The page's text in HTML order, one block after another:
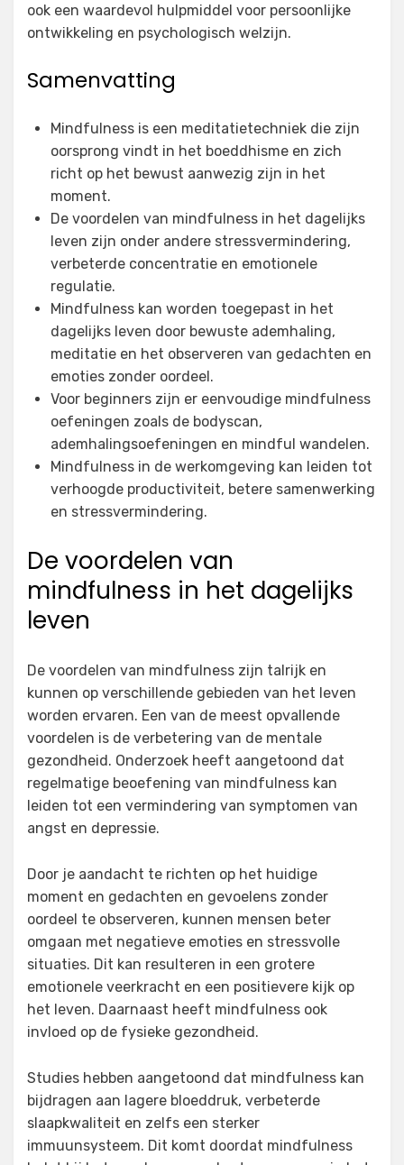
ook een waardevol hulpmiddel voor persoonlijke
ontwikkeling en psychologisch welzijn.
Samenvatting
Mindfulness is een meditatietechniek die zijn
oorsprong vindt in het boeddhisme en zich
richt op het bewust aanwezig zijn in het
moment.
De voordelen van mindfulness in het dagelijks
leven zijn onder andere stressvermindering,
verbeterde concentratie en emotionele
regulatie.
Mindfulness kan worden toegepast in het
dagelijks leven door bewuste ademhaling,
meditatie en het observeren van gedachten en
emoties zonder oordeel.
Voor beginners zijn er eenvoudige mindfulness
oefeningen zoals de bodyscan,
ademhalingsoefeningen en mindful wandelen.
Mindfulness in de werkomgeving kan leiden tot
verhoogde productiviteit, betere samenwerking
en stressvermindering.
De voordelen van
mindfulness in het dagelijks
leven
De voordelen van mindfulness zijn talrijk en
kunnen op verschillende gebieden van het leven
worden ervaren. Een van de meest opvallende
voordelen is de verbetering van de mentale
gezondheid. Onderzoek heeft aangetoond dat
regelmatige beoefening van mindfulness kan
leiden tot een vermindering van symptomen van
angst en depressie.
Door je aandacht te richten op het huidige
moment en gedachten en gevoelens zonder
oordeel te observeren, kunnen mensen beter
omgaan met negatieve emoties en stressvolle
situaties. Dit kan resulteren in een grotere
emotionele veerkracht en een positievere kijk op
het leven. Daarnaast heeft mindfulness ook
invloed op de fysieke gezondheid.
Studies hebben aangetoond dat mindfulness kan
bijdragen aan lagere bloeddruk, verbeterde
slaapkwaliteit en zelfs een sterker
immuunsysteem. Dit komt doordat mindfulness